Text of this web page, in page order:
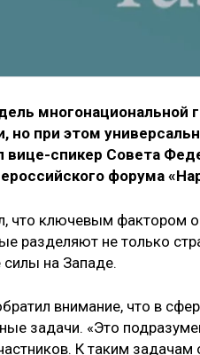
многонациональной
но при этом
вице-спикер Совета
форума
что ключевым фактором
разделяют не только
на Западе.
внимание, что в
задачи. «Это
К таким